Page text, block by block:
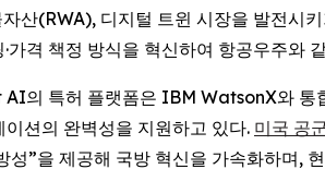
산(RWA), 디지털 트윈 시장을 발전시
·가격 책정 방식을 혁신하여 항공우주
의 특허 플랫폼은 IBM WatsonX와 통
이션의 완벽성을 지원하고 있다. 미국 공
성”을 제공해 국방 혁신을 가속화하며,